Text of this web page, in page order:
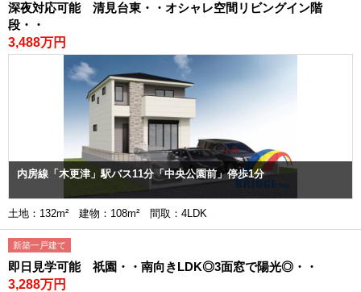
深夜対応可能 清見台東・・オシャレ空間リビングイン階
段・・
3,488万円
内房線「木更津」駅バス11分「中央公園前」停歩1分
土地：132m² 建物：108m² 間取：4LDK
新築一戸建て
即日見学可能 祇園・・南向きLDK◎3面窓で陽光◎・・
3,288万円